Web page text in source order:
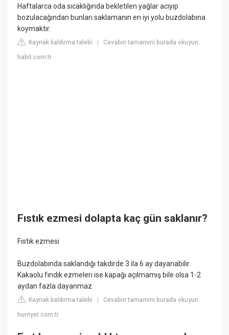
Haftalarca oda sıcaklığında bekletilen yağlar acıyıp
bozulacağından bunları saklamanın en iyi yolu buzdolabına
koymaktır.
Kaynak kaldırma talebi |Cevabın tamamını burada okuyun:
habit.com.tr
Fıstık ezmesi dolapta kaç gün saklanır?
Fıstık ezmesi
Buzdolabında saklandığı takdirde 3 ila 6 ay dayanabilir.
Kakaolu fındık ezmeleri ise kapağı açılmamış bile olsa 1-2
aydan fazla dayanmaz.
Kaynak kaldırma talebi |Cevabın tamamını burada okuyun:
hurriyet.com.tr